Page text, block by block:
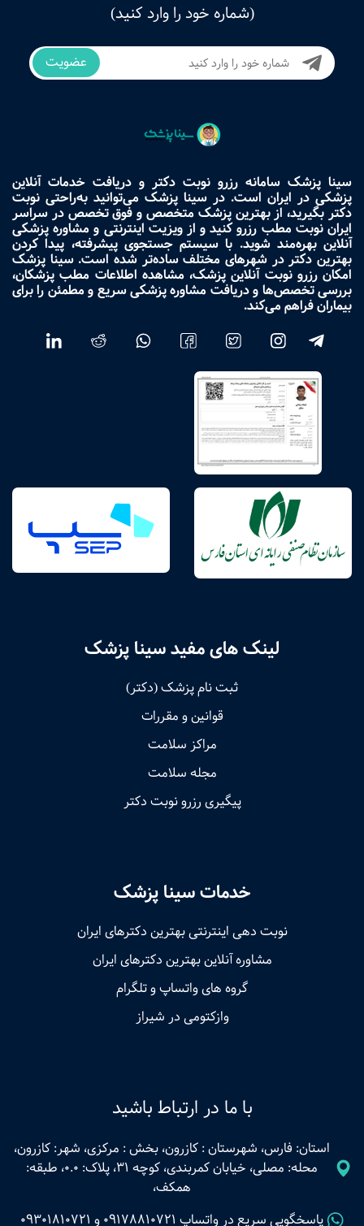
(شماره خود را وارد کنید)
عضویت
سینا پزشک سامانه رزرو نوبت دکتر و دریافت خدمات آنلاین
پزشکی در ایران است. در سینا پزشک می‌توانید به‌راحتی نوبت
دکتر بگیرید، از بهترین پزشک متخصص و فوق تخصص در سراسر
ایران نوبت مطب رزرو کنید و از ویزیت اینترنتی و مشاوره پزشکی
آنلاین بهره‌مند شوید. با سیستم جستجوی پیشرفته، پیدا کردن
بهترین دکتر در شهرهای مختلف ساده‌تر شده است. سینا پزشک
امکان رزرو نوبت آنلاین پزشک، مشاهده اطلاعات مطب پزشکان،
بررسی تخصص‌ها و دریافت مشاوره پزشکی سریع و مطمئن را برای
بیماران فراهم می‌کند.
لینک های مفید سینا پزشک
ثبت نام پزشک (دکتر)
قوانین و مقررات
مراکز سلامت
مجله سلامت
پیگیری رزرو نوبت دکتر
خدمات سینا پزشک
نوبت‌ دهی اینترنتی بهترین دکترهای ایران
مشاوره آنلاین بهترین دکترهای ایران
گروه های واتساپ و تلگرام
وازکتومی در شیراز
با ما در ارتباط باشید
استان: فارس، شهرستان : کازرون، بخش : مرکزی، شهر: کازرون،
محله: مصلی، خیابان کمربندی، کوچه 31، پلاک: 0.0، طبقه:
همکف،
پاسخگویی سریع در واتساپ 09178810721 و 09301810721